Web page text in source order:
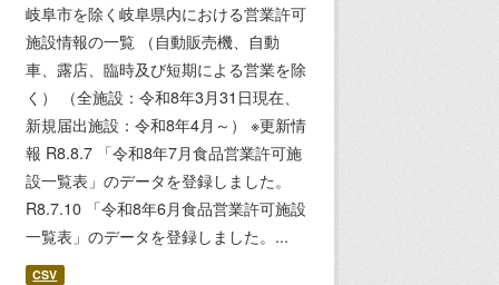
岐阜市を除く岐阜県内における営業許可
施設情報の一覧 （自動販売機、自動
車、露店、臨時及び短期による営業を除
く） （全施設：令和8年3月31日現在、
新規届出施設：令和8年4月～） ※更新情
報 R8.8.7 「令和8年7月食品営業許可施
設一覧表」のデータを登録しました。
R8.7.10 「令和8年6月食品営業許可施設
一覧表」のデータを登録しました。...
CSV